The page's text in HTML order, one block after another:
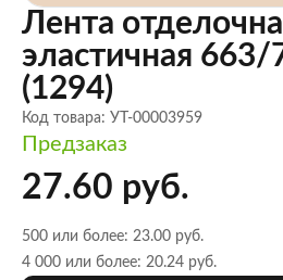
Лента
эластичная
(1294)
Код товара: УТ-00003959
Предзаказ
27.60 руб.
500 или более: 23.00 руб.
4 000 или более: 20.24 руб.